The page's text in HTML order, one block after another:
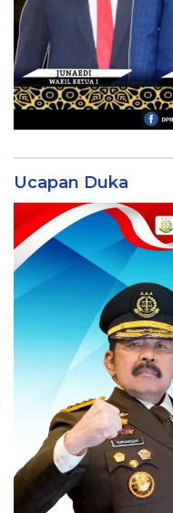
Ucapan Duka